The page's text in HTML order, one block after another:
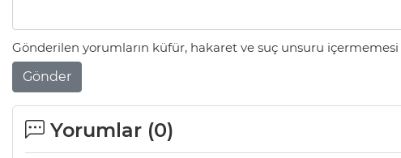
Gönderilen yorumların küfür, hakaret ve suç unsuru içermemesi
Gönder
Yorumlar (0)